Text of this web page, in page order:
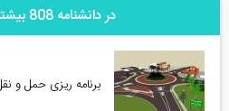
در دانشنامه 808 بیشتر بخوانید ...
برنامه ریزی حمل و نقل، Transportation Planning